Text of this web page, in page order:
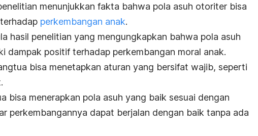
menunjukkan fakta bahwa pola asuh otoriter bisa
perkembangan anak.
hasil penelitian yang mengungkapkan bahwa pola asuh
dampak positif terhadap perkembangan moral anak.
bisa menetapkan aturan yang bersifat wajib, seperti
bisa menerapkan pola asuh yang baik sesuai dengan
perkembangannya dapat berjalan dengan baik tanpa ada